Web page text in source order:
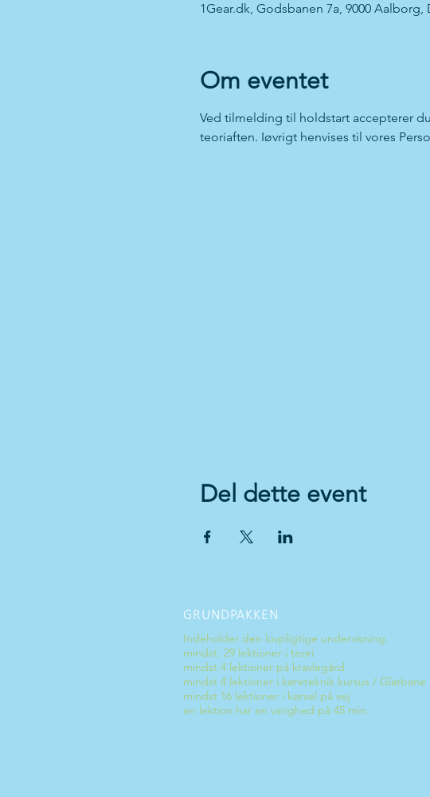
1Gear.dk, Godsbanen 7a, 9000 Aalborg,
Om eventet
Ved tilmelding til holdstart accepterer
teoriaften. Iøvrigt henvises til vores
Del dette event
GRUNDPAKKEN
Indeholder den lovpligtige undervisning.
mindst. 29 lektioner i teori
mindst 4 lektioner på kravlegård
mindst 4 lektioner i køreteknik kursus / Glatbane
mindst 16 lektioner i kørsel på vej
en lektion har en varighed på 45 min.